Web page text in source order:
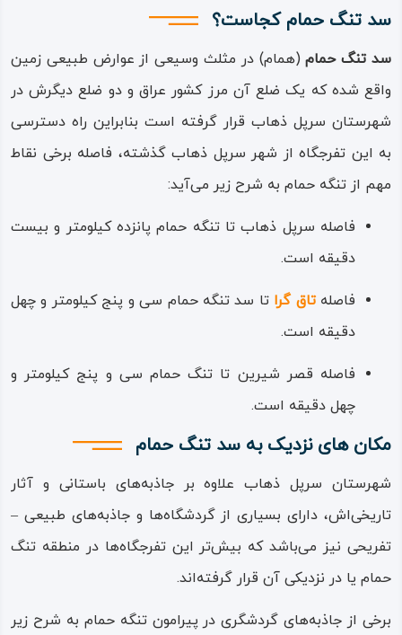
سو و نزدیکی به صحراهای گرمسیری عراق از سوی دیگر، اقلیم و
به بار آورده است؛ این آب‌ و هوای خاص باعث شده که بهار در
این ناحیه زودرس بوده و زمستان‌های معتدل و دلپذیری را پدید
بیاورد.
اطراف سد و تنگه حمام یکی از مرغوب‌ترین بخش‌های کشاورزی
برخوردار است؛ این تنگه در سال‌های جنگ تحمیلی و دفاع
ایران و دشمن دست به دست شده بود تا در نهایت، در اواسط
جنگ و برای همیشه به یکی از محورها و مقرهای رزمندگان ایران
مبدل گشت.
این منطقه از دو شهرستان سرپل ذهاب و قصرشیرین امکان
دسترسی دارد، اما نزدیک‌ترین و مساعدترین راه، همان مسیری
است که از شهر سرپل ذهاب آغاز شده، از مجاورت روستاهای
گوله‌م که‌و سفلا و علیا می‌گذرد؛ لفظ «گوله‌م» و «که‌و» نیز در
زبان کردی به ترتیب به معنای آبگیر و سد کوچک و رنگ کبود
است و این نام گذاری‌های محلی نشان از پرآبی منطقه دارد.
سد تنگ حمام کجاست؟
سد تنگ حمام(همام) در مثلث وسیعی از عوارض طبیعی زمین
واقع شده که یک ضلع آن مرز کشور عراق و دو ضلع دیگرش در
شهرستان سرپل ذهاب قرار گرفته است بنابراین راه دسترسی
به این تفرجگاه از شهر سرپل‌ ذهاب گذشته، فاصله برخی نقاط
مهم از تنگه حمام به شرح زیر می‌آید:
فاصله سرپل ذهاب تا تنگه حمام پانزده کیلومتر و بیست
دقیقه است.
فاصلهتاق گرا تا سد تنگه حمام سی و پنج کیلومتر و چهل
دقیقه است.
فاصله قصر شیرین تا تنگ حمام سی‌ و پنج کیلومتر و
چهل دقیقه است.
مکان های نزدیک به سد تنگ حمام
شهرستان سرپل ذهاب علاوه بر جاذبه‌های باستانی و آثار
تاریخی‌اش، دارای بسیاری از گردشگاه‌ها و جاذبه‌های طبیعی –
تفریحی نیز می‌باشد که بیش‌تر این تفرجگاه‌ها در منطقه‌ تنگ
حمام یا در نزدیکی آن قرار گرفته‌اند.
برخی از جاذبه‌های گردشگری در پیرامون تنگه حمام به شرح زیر